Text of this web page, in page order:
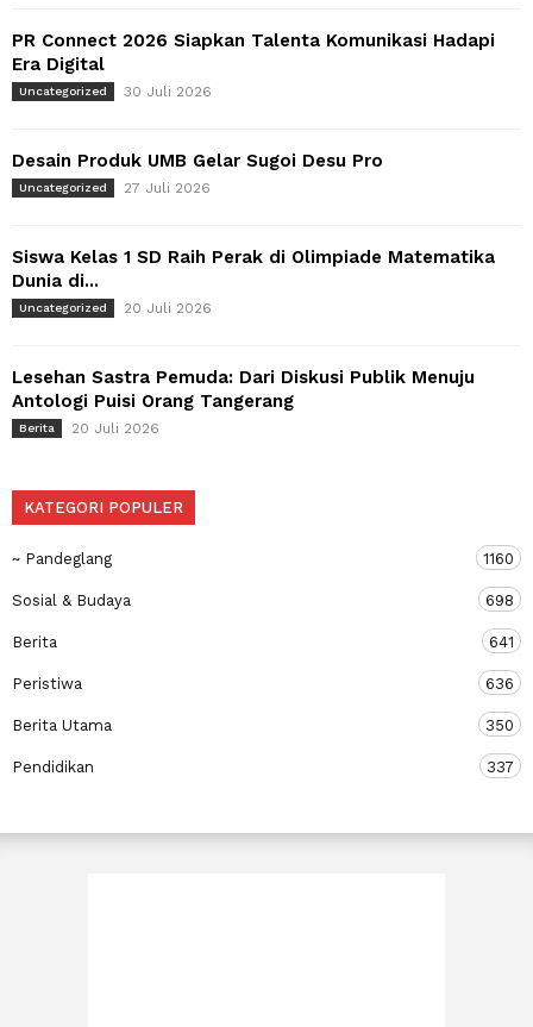
PR Connect 2026 Siapkan Talenta Komunikasi Hadapi
Era Digital
Uncategorized 30 Juli 2026
Desain Produk UMB Gelar Sugoi Desu Pro
Uncategorized 27 Juli 2026
Siswa Kelas 1 SD Raih Perak di Olimpiade Matematika
Dunia di...
Uncategorized 20 Juli 2026
Lesehan Sastra Pemuda: Dari Diskusi Publik Menuju
Antologi Puisi Orang Tangerang
Berita 20 Juli 2026
KATEGORI POPULER
~ Pandeglang 1160
Sosial & Budaya 698
Berita 641
Peristiwa 636
Berita Utama 350
Pendidikan 337